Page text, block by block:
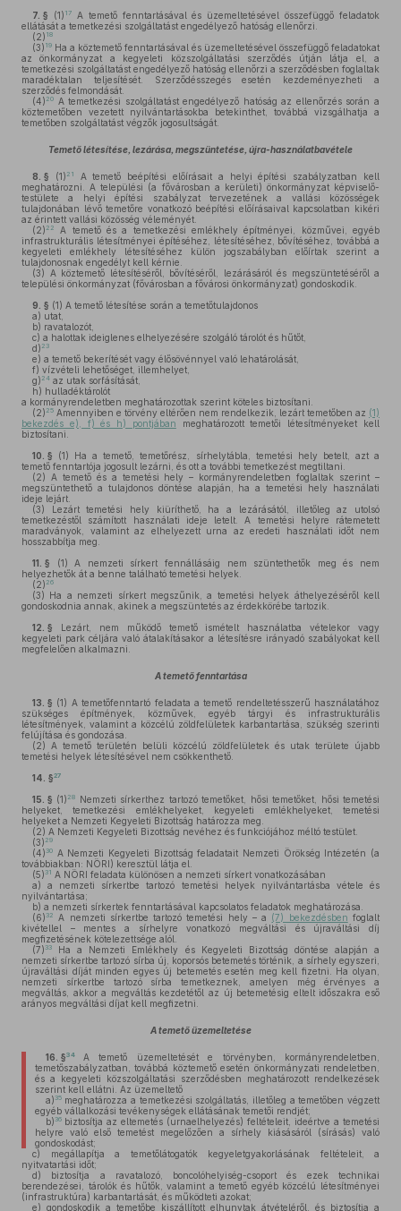
7. § (1) 17A temető fenntartásával és üzemeltetésével összefüggő feladatok
ellátását a temetkezési szolgáltatást engedélyező hatóság ellenőrzi.
(2) 18
(3) 19 Ha a köztemető fenntartásával és üzemeltetésével összefüggő feladatokat
az önkormányzat a kegyeleti közszolgáltatási szerződés útján látja el, a
temetkezési szolgáltatást engedélyező hatóság ellenőrzi a szerződésben foglaltak
maradéktalan teljesítését. Szerződésszegés esetén kezdeményezheti a
szerződés felmondását.
(4) 20 A temetkezési szolgáltatást engedélyező hatóság az ellenőrzés során a
köztemetőben vezetett nyilvántartásokba betekinthet, továbbá vizsgálhatja a
temetőben szolgáltatást végzők jogosultságát.
Temető létesítése, lezárása, megszüntetése, újra-használatbavétele
8. § (1) 21
A temető beépítési előírásait a helyi építési szabályzatban kell
meghatározni. A települési (a fővárosban a kerületi) önkormányzat képviselő-
testülete a helyi építési szabályzat tervezetének a vallási közösségek
tulajdonában lévő temetőre vonatkozó beépítési előírásaival kapcsolatban kikéri
az érintett vallási közösség véleményét.
(2) 22
A temető és a temetkezési emlékhely építményei, közművei, egyéb
infrastrukturális létesítményei építéséhez, létesítéséhez, bővítéséhez, továbbá a
kegyeleti emlékhely létesítéséhez külön jogszabályban előírtak szerint a
tulajdonosnak engedélyt kell kérnie.
(3) A köztemető létesítéséről, bővítéséről, lezárásáról és megszüntetéséről a
települési önkormányzat (fővárosban a fővárosi önkormányzat) gondoskodik.
9. § (1) A temető létesítése során a temetőtulajdonos
a) utat,
b) ravatalozót,
c) a halottak ideiglenes elhelyezésére szolgáló tárolót és hűtőt,
d) 23
e) a temető bekerítését vagy élősövénnyel való lehatárolását,
f) vízvételi lehetőséget, illemhelyet,
g) 24 az utak sorfásítását,
h) hulladéktárolót
a kormányrendeletben meghatározottak szerint köteles biztosítani.
(2) 25 Amennyiben e törvény eltérően nem rendelkezik, lezárt temetőben az (1)
bekezdés e), f) és h) pontjában meghatározott temetői létesítményeket kell
biztosítani.
10. § (1) Ha a temető, temetőrész, sírhelytábla, temetési hely betelt, azt a
temető fenntartója jogosult lezárni, és ott a további temetkezést megtiltani.
(2) A temető és a temetési hely – kormányrendeletben foglaltak szerint –
megszüntethető a tulajdonos döntése alapján, ha a temetési hely használati
ideje lejárt.
(3) Lezárt temetési hely kiüríthető, ha a lezárásától, illetőleg az utolsó
temetkezéstől számított használati ideje letelt. A temetési helyre rátemetett
maradványok, valamint az elhelyezett urna az eredeti használati időt nem
hosszabbítja meg.
11. § (1) A nemzeti sírkert fennállásáig nem szüntethetők meg és nem
helyezhetők át a benne található temetési helyek.
(2) 26
(3) Ha a nemzeti sírkert megszűnik, a temetési helyek áthelyezéséről kell
gondoskodnia annak, akinek a megszüntetés az érdekkörébe tartozik.
12. § Lezárt, nem működő temető ismételt használatba vételekor vagy
kegyeleti park céljára való átalakításakor a létesítésre irányadó szabályokat kell
megfelelően alkalmazni.
A temető fenntartása
13. § (1) A temetőfenntartó feladata a temető rendeltetésszerű használatához
szükséges építmények, közművek, egyéb tárgyi és infrastrukturális
létesítmények, valamint a közcélú zöldfelületek karbantartása, szükség szerinti
felújítása és gondozása.
(2) A temető területén belüli közcélú zöldfelületek és utak területe újabb
temetési helyek létesítésével nem csökkenthető.
14. §27
15. § (1) 28
Nemzeti sírkerthez tartozó temetőket, hősi temetőket, hősi temetési
helyeket, temetkezési emlékhelyeket, kegyeleti emlékhelyeket, temetési
helyeket a Nemzeti Kegyeleti Bizottság határozza meg.
(2) A Nemzeti Kegyeleti Bizottság nevéhez és funkciójához méltó testület.
(3) 29
(4) 30 A Nemzeti Kegyeleti Bizottság feladatait Nemzeti Örökség Intézetén (a
továbbiakban: NÖRI) keresztül látja el.
(5) 31 A NÖRI feladata különösen a nemzeti sírkert vonatkozásában
a) a nemzeti sírkertbe tartozó temetési helyek nyilvántartásba vétele és
nyilvántartása;
b) a nemzeti sírkertek fenntartásával kapcsolatos feladatok meghatározása.
(6) 32 A nemzeti sírkertbe tartozó temetési hely – a (7) bekezdésben foglalt
kivétellel – mentes a sírhelyre vonatkozó megváltási és újraváltási díj
megfizetésének kötelezettsége alól.
(7) 33
Ha a Nemzeti Emlékhely és Kegyeleti Bizottság döntése alapján a
nemzeti sírkertbe tartozó sírba új, koporsós betemetés történik, a sírhely egyszeri,
újraváltási díját minden egyes új betemetés esetén meg kell fizetni. Ha olyan,
nemzeti sírkertbe tartozó sírba temetkeznek, amelyen még érvényes a
megváltás, akkor a megváltás kezdetétől az új betemetésig eltelt időszakra eső
arányos megváltási díjat kell megfizetni.
A temető üzemeltetése
16. §34
A temető üzemeltetését e törvényben, kormányrendeletben,
temetőszabályzatban, továbbá köztemető esetén önkormányzati rendeletben,
és a kegyeleti közszolgáltatási szerződésben meghatározott rendelkezések
szerint kell ellátni. Az üzemeltető
a) 35meghatározza a temetkezési szolgáltatás, illetőleg a temetőben végzett
egyéb vállalkozási tevékenységek ellátásának temetői rendjét;
b) 36biztosítja az eltemetés (urnaelhelyezés) feltételeit, ideértve a temetési
helyre való első temetést megelőzően a sírhely kiásásáról (sírásás) való
gondoskodást;
c) megállapítja a temetőlátogatók kegyeletgyakorlásának feltételeit, a
nyitvatartási időt;
d) biztosítja a ravatalozó, boncolóhelyiség-csoport és ezek technikai
berendezései, tárolók és hűtők, valamint a temető egyéb közcélú létesítményei
(infrastruktúra) karbantartását, és működteti azokat;
e) gondoskodik a temetőbe kiszállított elhunytak átvételéről, és biztosítja a